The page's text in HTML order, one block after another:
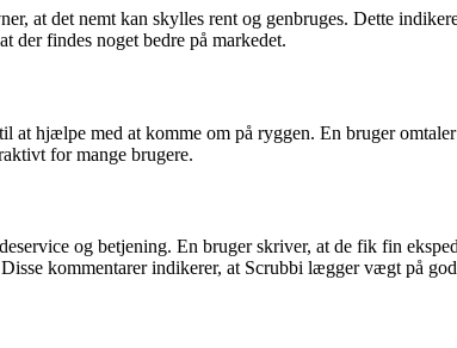
at det nemt kan skylles rent og genbruges. Dette
der findes noget bedre på markedet.
at hjælpe med at komme om på ryggen. En bruger
for mange brugere.
og betjening. En bruger skriver, at de fik fin
kommentarer indikerer, at Scrubbi lægger vægt på